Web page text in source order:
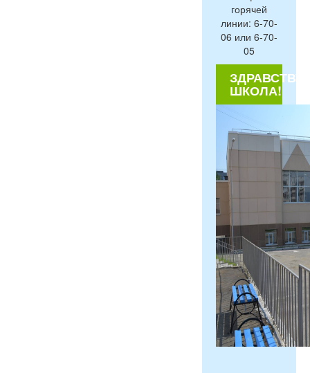
горячей
линии: 6-70-
06 или 6-70-
05
ШКОЛА!